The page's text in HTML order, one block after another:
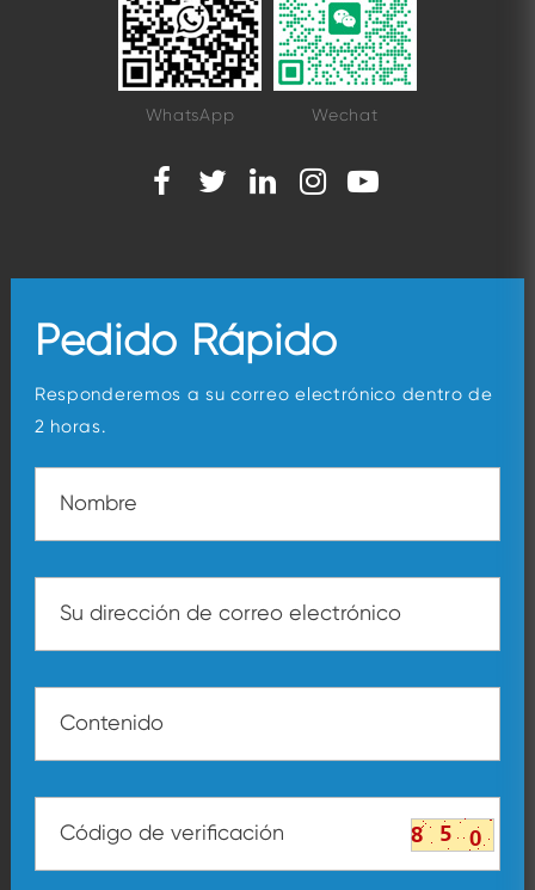
WhatsApp Wechat
Pedido Rápido
Responderemos a su correo electrónico dentro de
2 horas.